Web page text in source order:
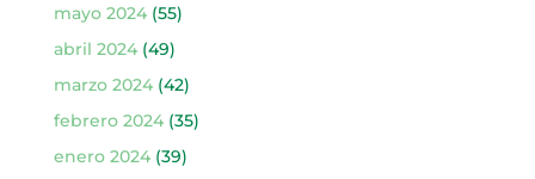
mayo 2024(55)
abril 2024(49)
marzo 2024(42)
febrero 2024(35)
enero 2024(39)